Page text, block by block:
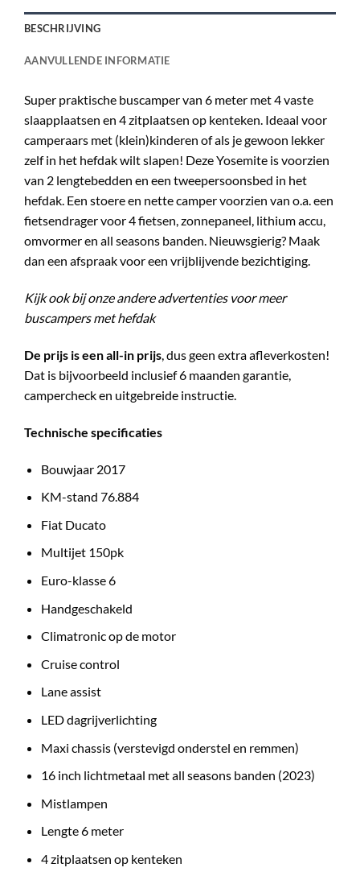
BESCHRIJVING
AANVULLENDE INFORMATIE
Super praktische buscamper van 6 meter met 4 vaste
slaapplaatsen en 4 zitplaatsen op kenteken. Ideaal voor
camperaars met (klein)kinderen of als je gewoon lekker
zelf in het hefdak wilt slapen! Deze Yosemite is voorzien
van 2 lengtebedden en een tweepersoonsbed in het
hefdak. Een stoere en nette camper voorzien van o.a. een
fietsendrager voor 4 fietsen, zonnepaneel, lithium accu,
omvormer en all seasons banden. Nieuwsgierig? Maak
dan een afspraak voor een vrijblijvende bezichtiging.
Kijk ook bij onze andere advertenties voor meer
buscampers met hefdak
De prijs is een all-in prijs, dus geen extra afleverkosten!
Dat is bijvoorbeeld inclusief 6 maanden garantie,
campercheck en uitgebreide instructie.
Technische specificaties
Bouwjaar 2017
KM-stand 76.884
Fiat Ducato
Multijet 150pk
Euro-klasse 6
Handgeschakeld
Climatronic op de motor
Cruise control
Lane assist
LED dagrijverlichting
Maxi chassis (verstevigd onderstel en remmen)
16 inch lichtmetaal met all seasons banden (2023)
Mistlampen
Lengte 6 meter
4 zitplaatsen op kenteken